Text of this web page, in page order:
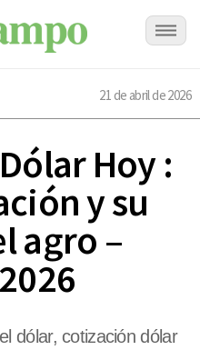
21 de abril de 2026
Hoy :
y su
agro –
dólar, cotización dólar